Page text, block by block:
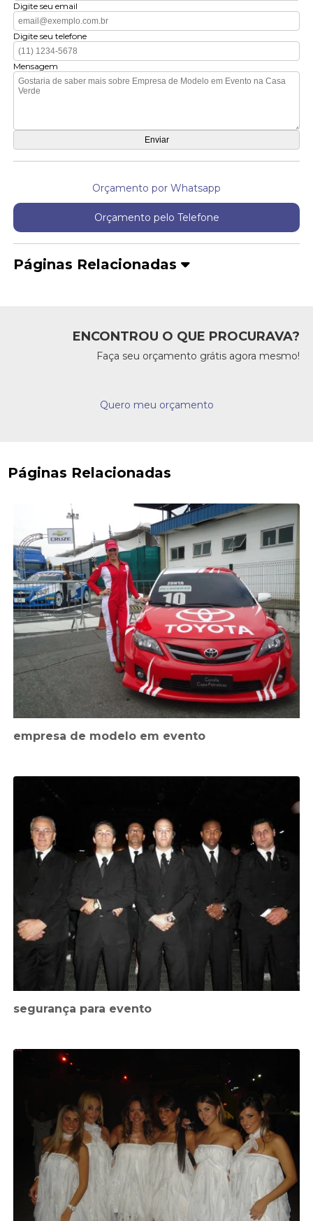
Digite seu email
Digite seu telefone
Mensagem
Orçamento por Whatsapp
Orçamento pelo Telefone
Páginas Relacionadas
ENCONTROU O QUE PROCURAVA?
Faça seu orçamento grátis agora mesmo!
Quero meu orçamento
Páginas Relacionadas
empresa de modelo em evento
segurança para evento